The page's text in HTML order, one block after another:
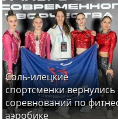
Соль-илецкие
спортсменки вернулись
соревнований по
аэробике